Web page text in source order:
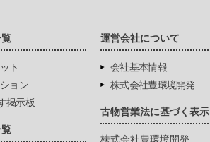
ト
ョン
掲示板
運営会社について
会社基本情報
株式会社豊環境開発
古物営業法に基づく表示
株式会社豊環境開発